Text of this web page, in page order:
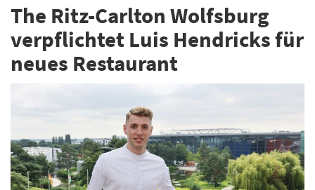
The Ritz-Carlton Wolfsburg
verpflichtet Luis Hendricks für
neues Restaurant